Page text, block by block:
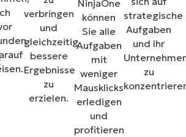
verbringen
und
gleichzeitig
bessere
Ergebnisse
zu
erzielen.
NinjaOne
können
Sie alle
Aufgaben
mit
weniger
Mausklicks
erledigen
und
profitieren
strategische
Aufgaben
und Ihr
zu